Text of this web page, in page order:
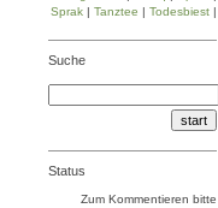
Sprak | Tanztee | Todesbiest |
Suche
Status
Zum Kommentieren bitte